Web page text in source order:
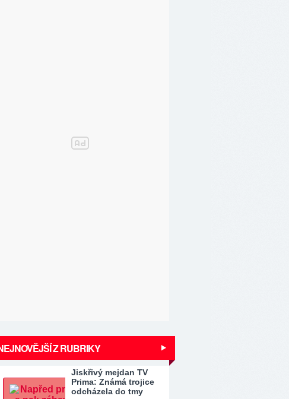
Z RUBRIKY
Jiskřivý mejdan TV
Prima: Známá trojice
odcházela do tmy